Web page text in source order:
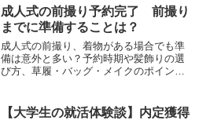
娘さんでもムリなく入れる学校です^^;
オープンキャンパス...
成人式の前撮り予約完了 前撮り
までに準備することは？
成人式の前撮り、着物がある場合でも準
備は意外と多い？予約時期や髪飾りの選
び方、草履・バッグ・メイクのポイント
【大学生の就活体験談】内定獲得